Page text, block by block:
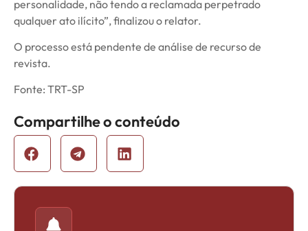
personalidade, não tendo a reclamada perpetrado
qualquer ato ilícito”, finalizou o relator.
O processo está pendente de análise de recurso de
revista.
Fonte: TRT-SP
Compartilhe o conteúdo